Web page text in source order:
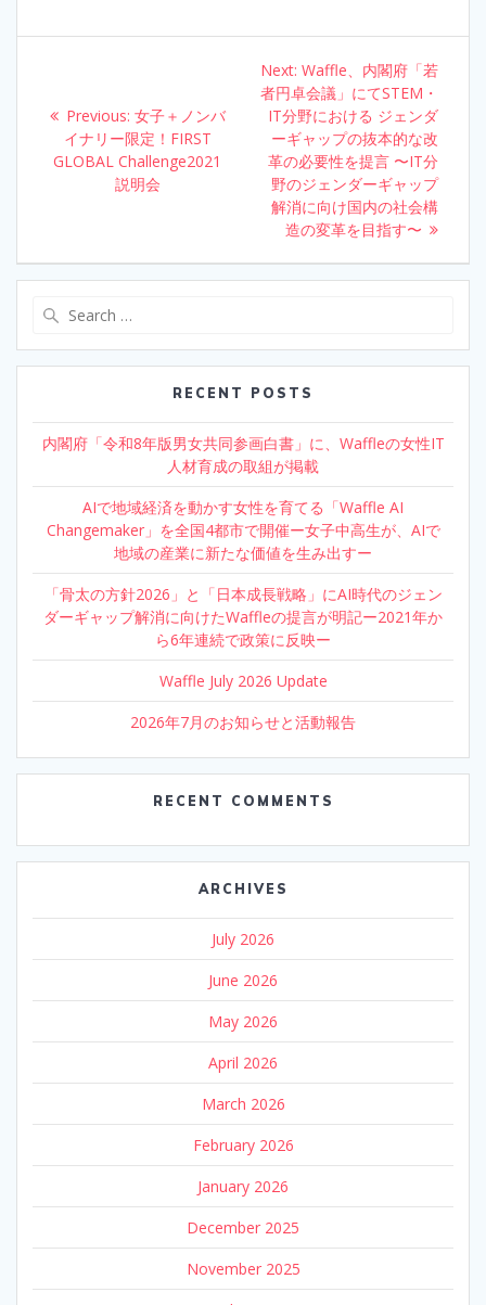
b
k
er e
dI
n
e
navigation
Previous: Previous
post:
女子＋ノンバ
イナリー限定！FIRST
GLOBAL Challenge2021
説明会
Next: Next
post:
Waffle、内閣府「若
者円卓会議」にてSTEM・
IT分野における ジェンダ
ーギャップの抜本的な改
革の必要性を提言 〜IT分
野のジェンダーギャップ
解消に向け国内の社会構
造の変革を目指す〜
RECENT POSTS
内閣府「令和8年版男女共同参画白書」に、Waffleの女性IT
人材育成の取組が掲載
AIで地域経済を動かす女性を育てる「Waffle AI
Changemaker」を全国4都市で開催ー女子中高生が、AIで
地域の産業に新たな価値を生み出すー
「骨太の方針2026」と「日本成長戦略」にAI時代のジェン
ダーギャップ解消に向けたWaffleの提言が明記ー2021年か
ら6年連続で政策に反映ー
Waffle July 2026 Update
2026年7月のお知らせと活動報告
RECENT COMMENTS
ARCHIVES
July 2026
June 2026
May 2026
April 2026
March 2026
February 2026
January 2026
December 2025
November 2025